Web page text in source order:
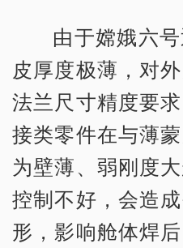
由于嫦娥六
皮厚度极薄，对
法兰尺寸精度要
接类零件在与薄
为壁薄、弱刚度
控制不好，会造
形，影响舱体焊